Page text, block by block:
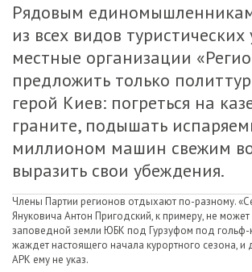
Рядовым
из всех видов туристических
местные организации
предложить только
герой Киев: погреться на
граните, подышать
миллионом машин свежим
выразить свои убеждения.
Члены Партии регионов отдыхают по-разному.
Януковича Антон Пригодский, к примеру, не
заповедной земли ЮБК под Гурзуфом под гольф-
жаждет настоящего начала курортного сезона, и
АРК ему не указ.